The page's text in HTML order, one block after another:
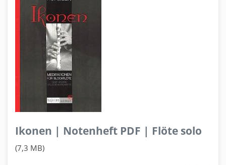
Ikonen | Notenheft PDF | Flöte solo
(7,3 MB)